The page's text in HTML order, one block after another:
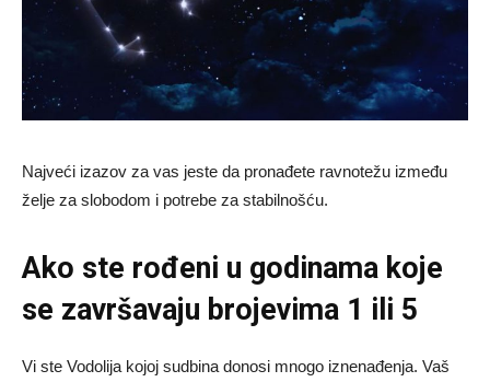
Najveći izazov za vas jeste da pronađete ravnotežu između
želje za slobodom i potrebe za stabilnošću.
Ako ste rođeni u godinama koje
se završavaju brojevima 1 ili 5
Vi ste Vodolija kojoj sudbina donosi mnogo iznenađenja. Vaš